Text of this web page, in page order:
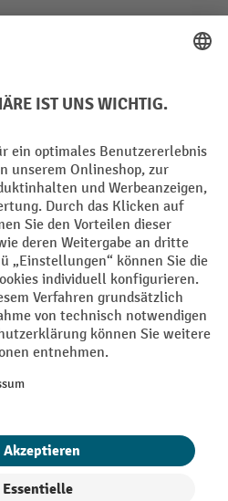
Privacy Settings
zzgl.Versandkosten und ggf.
anders angegeben.
reicht. Der Rabatt gilt nicht auf
gewährt. Der Gutschein ist 10
Bestellwert von 250.- CHF online
Rabatts variiert je nach